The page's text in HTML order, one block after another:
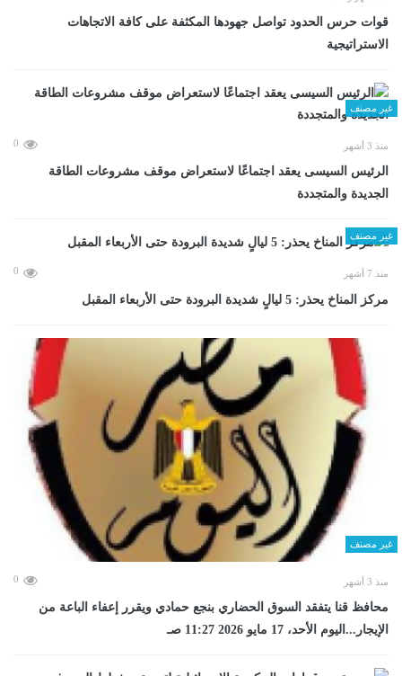
قوات حرس الحدود تواصل جهودها المكثفة على كافة الاتجاهات
الاستراتيجية
غير مصنف
منذ 3 أشهر 0
الرئيس السيسى يعقد اجتماعًا لاستعراض موقف مشروعات الطاقة
الجديدة والمتجددة
غير مصنف
منذ 7 أشهر 0
مركز المناخ يحذر: 5 ليالٍ شديدة البرودة حتى الأربعاء المقبل
غير مصنف
منذ 3 أشهر 0
محافظ قنا يتفقد السوق الحضاري بنجع حمادي ويقرر إعفاء الباعة من
الإيجار...اليوم الأحد، 17 مايو 2026 11:27 صـ